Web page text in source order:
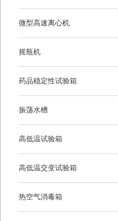
微型高速离心机
摇瓶机
药品稳定性试验箱
振荡水槽
高低温试验箱
高低温交变试验箱
热空气消毒箱